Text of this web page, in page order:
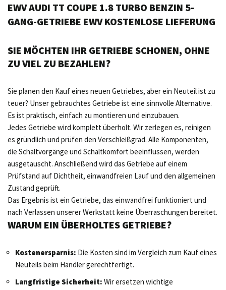
EWV AUDI TT COUPE 1.8 TURBO BENZIN 5-
GANG-GETRIEBE EWV KOSTENLOSE LIEFERUNG
SIE MÖCHTEN IHR GETRIEBE SCHONEN, OHNE
ZU VIEL ZU BEZAHLEN?
Sie planen den Kauf eines neuen Getriebes, aber ein Neuteil ist zu
teuer? Unser gebrauchtes Getriebe ist eine sinnvolle Alternative.
Es ist praktisch, einfach zu montieren und einzubauen.
Jedes Getriebe wird komplett überholt. Wir zerlegen es, reinigen
es gründlich und prüfen den Verschleißgrad. Alle Komponenten,
die Schaltvorgänge und Schaltkomfort beeinflussen, werden
ausgetauscht. Anschließend wird das Getriebe auf einem
Prüfstand auf Dichtheit, einwandfreien Lauf und den allgemeinen
Zustand geprüft.
Das Ergebnis ist ein Getriebe, das einwandfrei funktioniert und
nach Verlassen unserer Werkstatt keine Überraschungen bereitet.
WARUM EIN ÜBERHOLTES GETRIEBE?
Kostenersparnis: Die Kosten sind im Vergleich zum Kauf eines
Neuteils beim Händler gerechtfertigt.
Langfristige Sicherheit: Wir ersetzen wichtige